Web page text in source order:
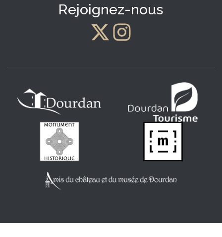
Rejoignez-nous